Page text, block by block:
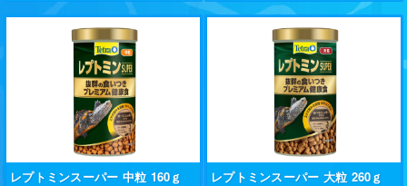
レプトミンスーパー 中粒 160ｇ レプトミンスーパー 大粒 260ｇ